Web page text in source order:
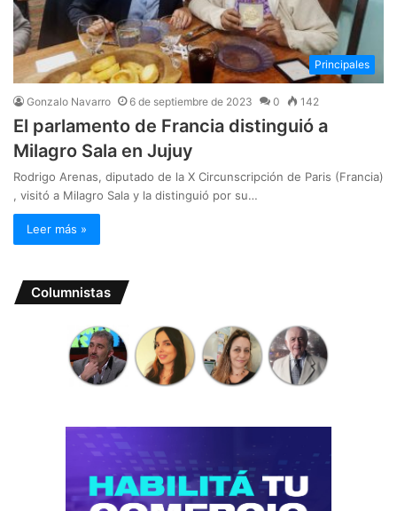
Principales
Gonzalo Navarro 6 de septiembre de 2023 0 142
El parlamento de Francia distinguió a
Milagro Sala en Jujuy
Rodrigo Arenas, diputado de la X Circunscripción de Paris (Francia)
, visitó a Milagro Sala y la distinguió por su…
Leer más »
Columnistas